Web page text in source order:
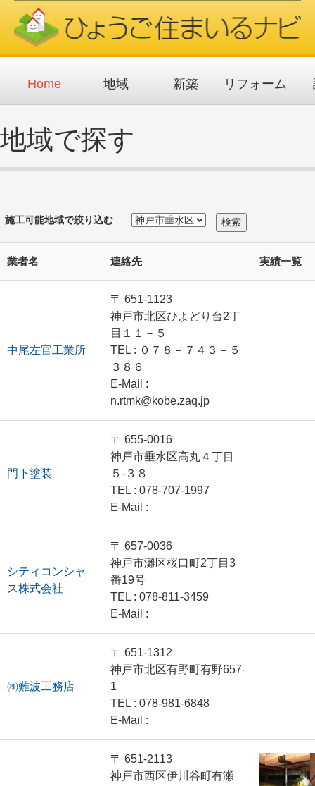
テ
Home 地域 新築 リフォーム
地域で探す
施工可能地域で絞り込む
業者名 連絡先 実績一覧
中尾左官工業所
〒 651-1123
神戸市北区ひよどり台2丁
目１１－５
TEL : ０７８－７４３－５
３８６
E-Mail :
n.rtmk@kobe.zaq.jp
門下塗装
〒 655-0016
神戸市垂水区高丸４丁目
５-３８
TEL : 078-707-1997
E-Mail :
シティコンシャ
ス株式会社
〒 657-0036
神戸市灘区桜口町2丁目3
番19号
TEL : 078-811-3459
E-Mail :
㈱難波工務店
〒 651-1312
神戸市北区有野町有野657-
1
TEL : 078-981-6848
E-Mail :
〒 651-2113
神戸市西区伊川谷町有瀬